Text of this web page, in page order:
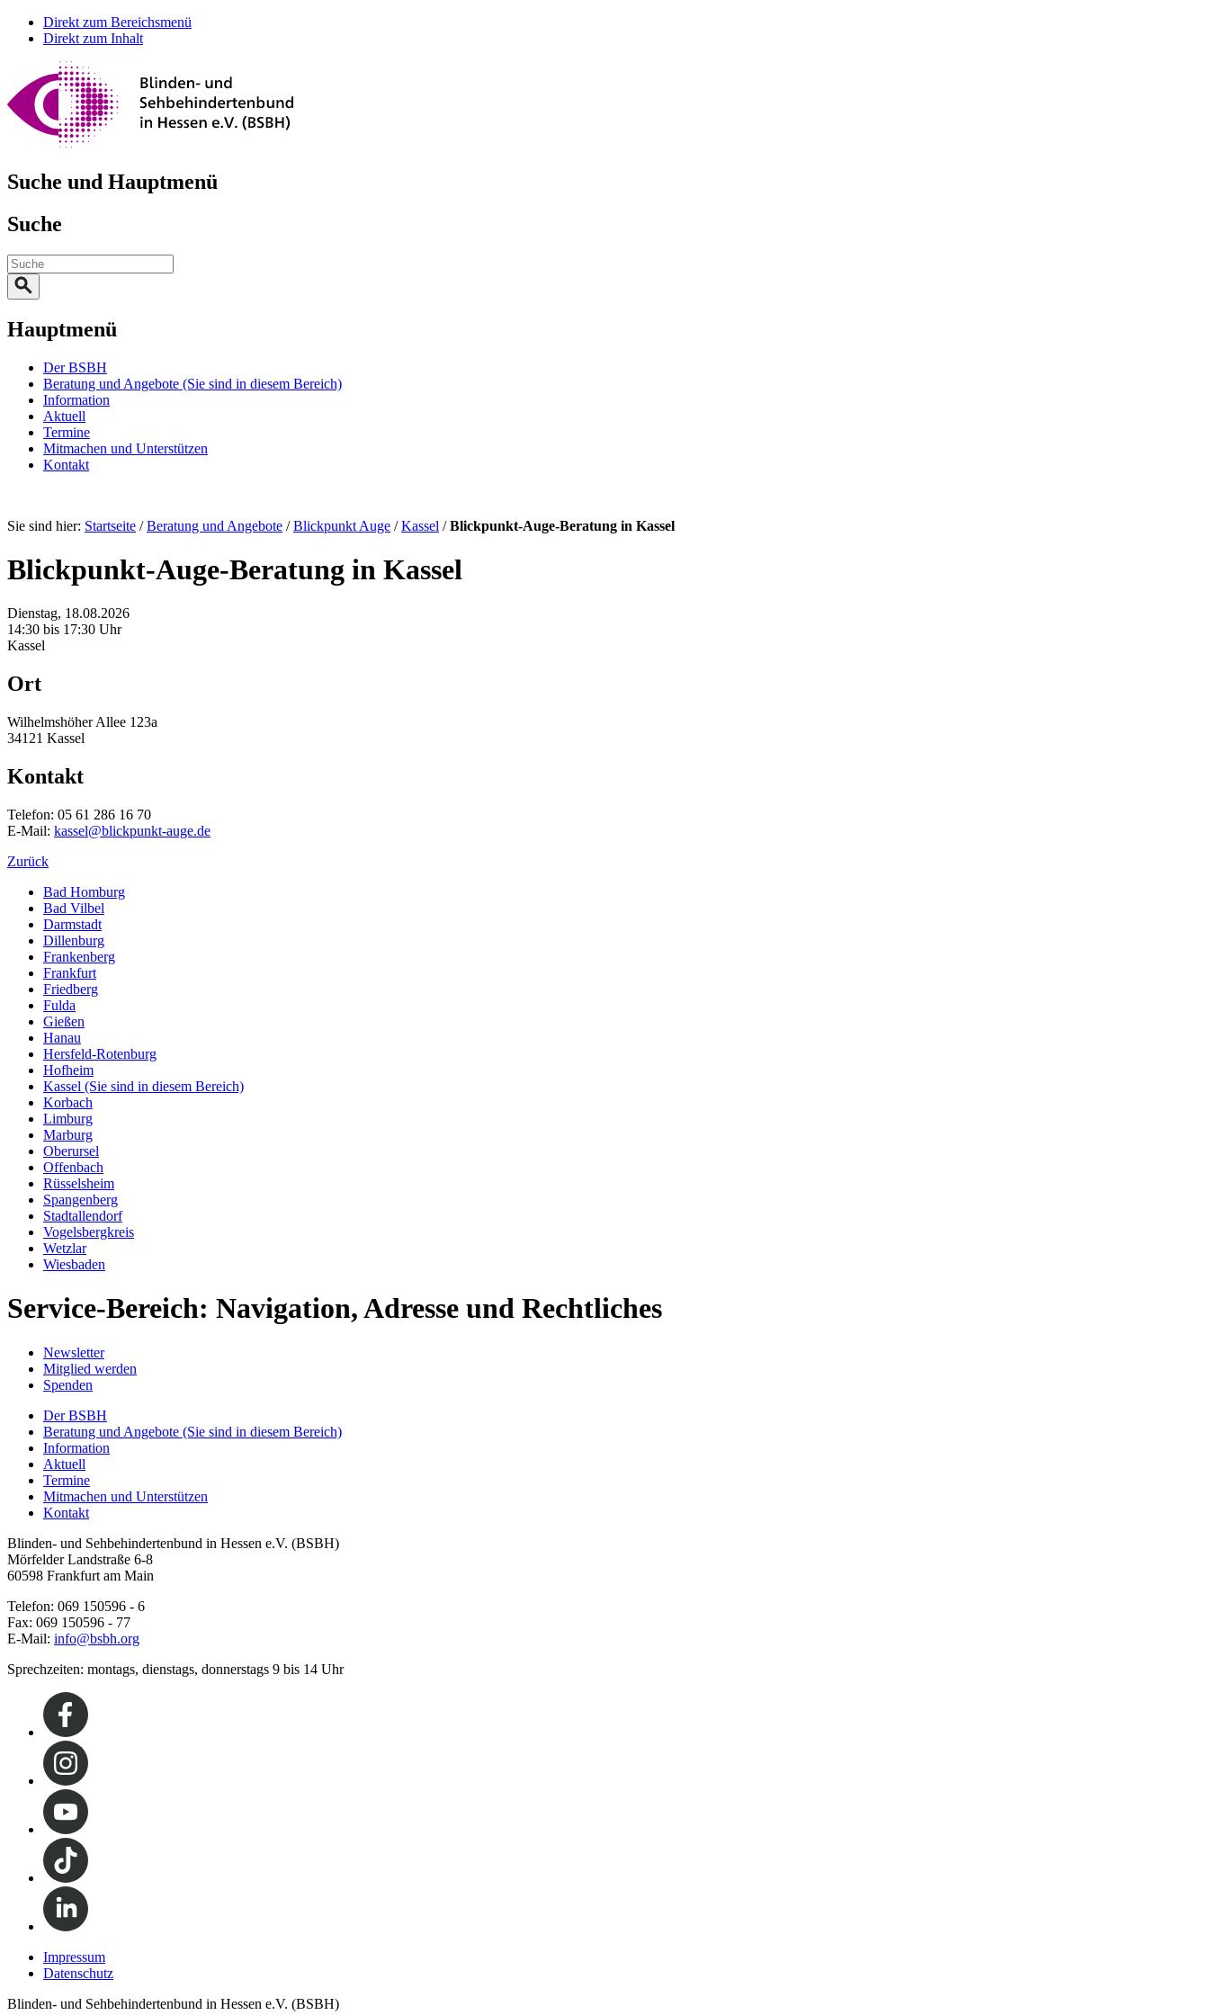
Direkt zum Bereichsmenü
Direkt zum Inhalt
Suche und Hauptmenü
Suche
Hauptmenü
Der BSBH
Beratung und Angebote (Sie sind in diesem Bereich)
Information
Aktuell
Termine
Mitmachen und Unterstützen
Kontakt
Sie sind hier: Startseite / Beratung und Angebote /Blickpunkt Auge /Kassel /Blickpunkt-Auge-Beratung in Kassel
Blickpunkt-Auge-Beratung in Kassel
Dienstag, 18.08.2026
14:30 bis 17:30 Uhr
Kassel
Ort
Wilhelmshöher Allee 123a
34121 Kassel
Kontakt
Telefon: 05 61 286 16 70
E-Mail: kassel@blickpunkt-auge.de
Zurück
Bad Homburg
Bad Vilbel
Darmstadt
Dillenburg
Frankenberg
Frankfurt
Friedberg
Fulda
Gießen
Hanau
Hersfeld-Rotenburg
Hofheim
Kassel (Sie sind in diesem Bereich)
Korbach
Limburg
Marburg
Oberursel
Offenbach
Rüsselsheim
Spangenberg
Stadtallendorf
Vogelsbergkreis
Wetzlar
Wiesbaden
Service-Bereich: Navigation, Adresse und Rechtliches
Newsletter
Mitglied werden
Spenden
Der BSBH
Beratung und Angebote (Sie sind in diesem Bereich)
Information
Aktuell
Termine
Mitmachen und Unterstützen
Kontakt
Blinden- und Sehbehindertenbund in Hessen e.V. (BSBH)
Mörfelder Landstraße 6-8
60598 Frankfurt am Main
Telefon: 069 150596 - 6
Fax: 069 150596 - 77
E-Mail: info@bsbh.org
Sprechzeiten: montags, dienstags, donnerstags 9 bis 14 Uhr
Impressum
Datenschutz
Blinden- und Sehbehindertenbund in Hessen e.V. (BSBH)